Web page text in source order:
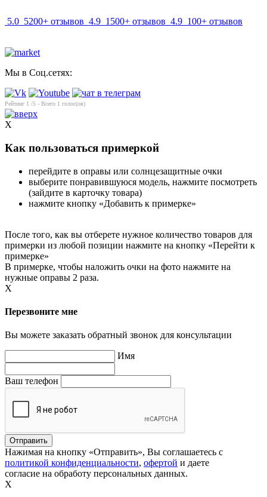
5.0 5200+ отзывов 4.9 1500+ отзывов 4.9 100+ отзывов
Мы в Соц.сетях:
Рейтинг 1 /5 - Всего 1 голос(ов)
X
Как пользоваться примеркой
перейдите в оправы или солнцезащитные очки
выберите понравившуюся модель, нажмите посмотреть
(зайдите в карточку товара)
нажмите кнопку «Добавить к примерке»
После того, как вы отберете нужное количество товаров для
примерки из любой позиции нажмите на кнопку «Перейти к
примерке»
В примерке, чтобы наложить очки на фото нажмите на
нужные оправы 2 раза.
X
Перезвоните мне
Вы можете заказать обратный звонок для консультации
Имя
Ваш телефон
Нажимая на кнопку «Отправить», Вы соглашаетесь с
политикой конфиденциальности, офертой и даете
согласие на обработу персональных данных.
X